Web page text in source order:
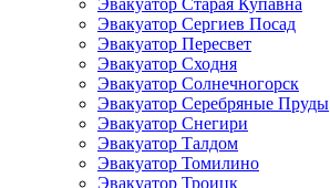
Эвакуатор Старая Купавна
Эвакуатор Сергиев Посад
Эвакуатор Пересвет
Эвакуатор Сходня
Эвакуатор Солнечногорск
Эвакуатор Серебряные Пруды
Эвакуатор Снегири
Эвакуатор Талдом
Эвакуатор Томилино
Эвакуатор Троицк